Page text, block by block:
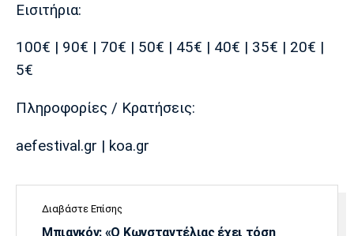
Eισιτήρια:
100€ | 90€ | 70€ | 50€ | 45€ | 40€ | 35€ | 20€ |
5€
Πληροφορίες / Κρατήσεις:
aefestival.gr | koa.gr
Διαβάστε Επίσης
Μπιανκόν: «Ο Κωνσταντέλιας έχει τόση